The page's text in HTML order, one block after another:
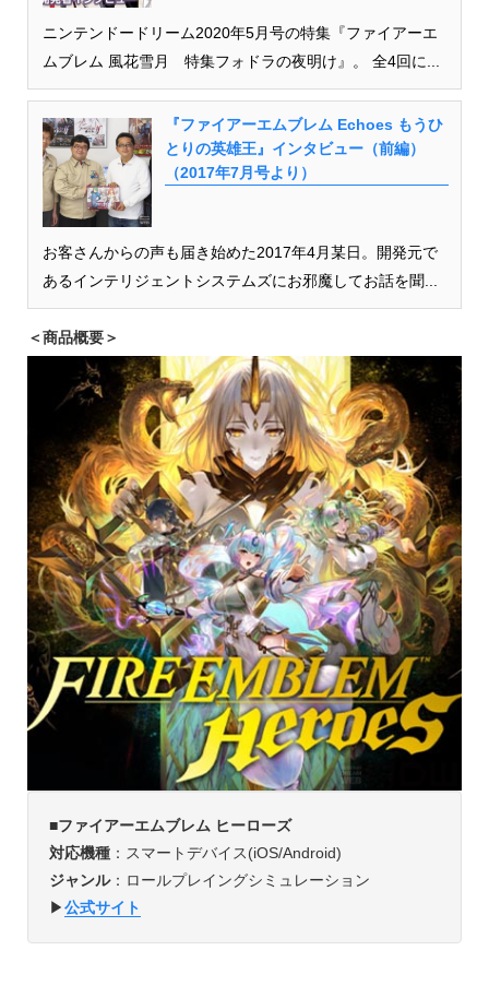
ニンテンドードリーム2020年5月号の特集『ファイアーエ
ムブレム 風花雪月 特集フォドラの夜明け』。 全4回に...
『ファイアーエムブレム Echoes もうひ
とりの英雄王』インタビュー（前編）
（2017年7月号より）
お客さんからの声も届き始めた2017年4月某日。開発元で
あるインテリジェントシステムズにお邪魔してお話を聞...
＜商品概要＞
■ファイアーエムブレム ヒーローズ
対応機種：スマートデバイス(iOS/Android)
ジャンル：ロールプレイングシミュレーション
▶︎公式サイト